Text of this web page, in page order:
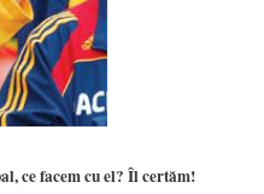
ce facem cu el? Îl certăm!